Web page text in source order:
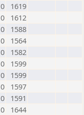
0
1619
0
1612
0
1588
0
1564
0
1582
0
1599
0
1599
0
1597
0
1591
0
1644